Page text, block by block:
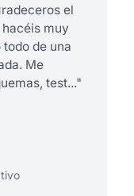
el
muy
de una
Me
test..."